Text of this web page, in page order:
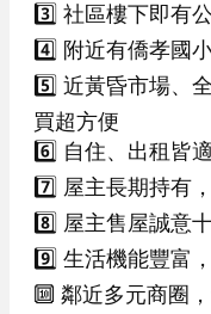
3️⃣ 社區樓下即有
4️⃣ 附近有僑孝國
5️⃣ 近黃昏市場、
買超方便
6️⃣ 自住、出租皆
7️⃣ 屋主長期持有
8️⃣ 屋主售屋誠意
9️⃣ 生活機能豐富
🔟 鄰近多元商圈